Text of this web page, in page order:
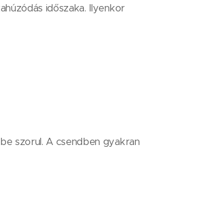
időszaka. Ilyenkor
szorul. A csendben gyakran